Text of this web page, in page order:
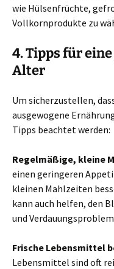
wie Hülsenfrüchte,
Vollkornprodukte zu
4. Tipps für
Alter
Um sicherzustellen,
ausgewogene
Tipps beachtet werden:
Regelmäßige, kleine
einen geringeren
kleinen Mahlzeiten
kann auch helfen, den
und
Frische Lebensmittel
Lebensmittel sind oft